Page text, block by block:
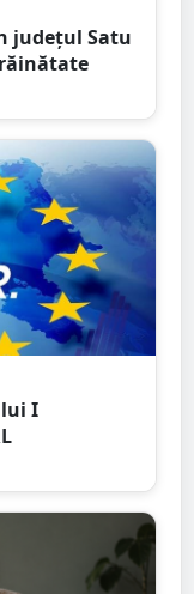
județul Satu
I